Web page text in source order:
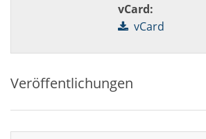
vCard:
vCard
Veröffentlichungen